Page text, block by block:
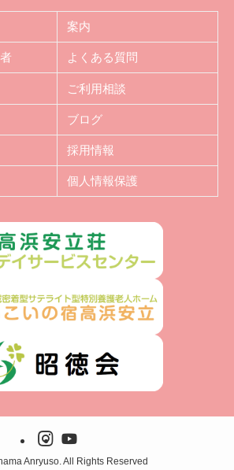
案内
よくある質問
ご利用相談
ブログ
採用情報
個人情報保護
Anryuso. All Rights Reserved